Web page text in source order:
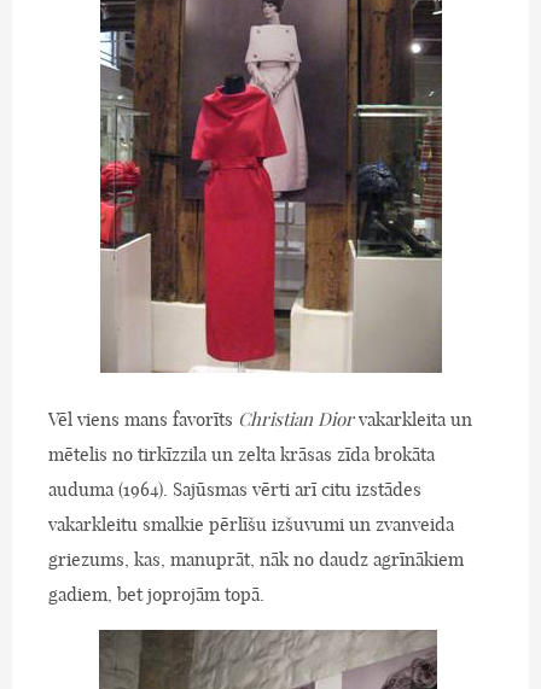
Vēl viens mans favorīts Christian Diorvakarkleita un
mētelis no tirkīzzila un zelta krāsas zīda brokāta
auduma (1964). Sajūsmas vērti arī citu izstādes
vakarkleitu smalkie pērlīšu izšuvumi un zvanveida
griezums, kas, manuprāt, nāk no daudz agrīnākiem
gadiem, bet joprojām topā.